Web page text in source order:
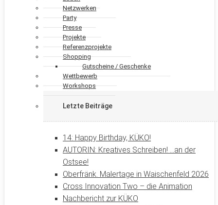
Netzwerken
Party
Presse
Projekte
Referenzprojekte
Shopping
Gutscheine / Geschenke
Wettbewerb
Workshops
Letzte Beiträge
14: Happy Birthday, KÜKO!
AUTORIN: Kreatives Schreiben! …an der
Ostsee!
Oberfränk. Malertage in Waischenfeld 2026
Cross Innovation Two – die Animation
Nachbericht zur KÜKO